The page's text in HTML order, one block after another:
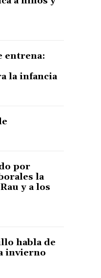
entrena:
la infancia
por
la
y a los
habla de
invierno